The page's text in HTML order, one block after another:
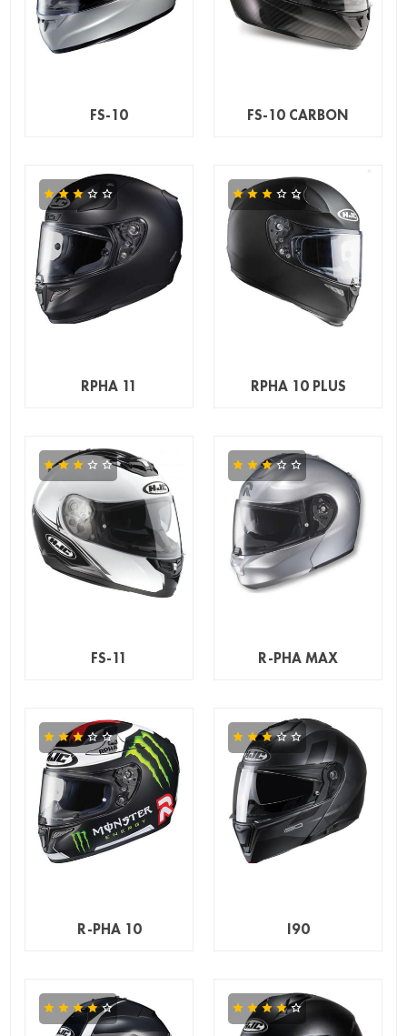
FS-10 FS-10 CARBON
RPHA 11 RPHA 10 PLUS
FS-11 R-PHA MAX
R-PHA 10 I90